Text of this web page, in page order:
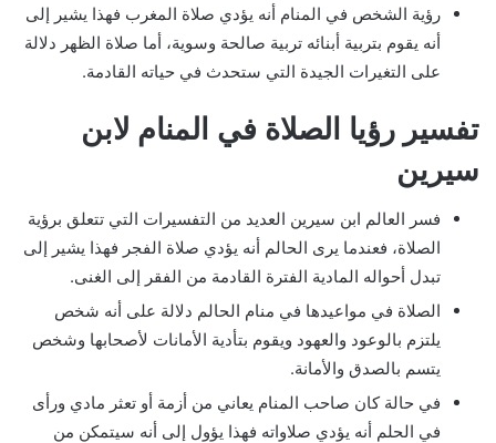
رؤية الشخص في المنام أنه يؤدي صلاة المغرب فهذا يشير إلى
أنه يقوم بتربية أبنائه تربية صالحة وسوية، أما صلاة الظهر دلالة
على التغيرات الجيدة التي ستحدث في حياته القادمة.
تفسير رؤيا الصلاة في المنام لابن
سيرين
فسر العالم ابن سيرين العديد من التفسيرات التي تتعلق برؤية
الصلاة، فعندما يرى الحالم أنه يؤدي صلاة الفجر فهذا يشير إلى
تبدل أحواله المادية الفترة القادمة من الفقر إلى الغنى.
الصلاة في مواعيدها في منام الحالم دلالة على أنه شخص
يلتزم بالوعود والعهود ويقوم بتأدية الأمانات لأصحابها وشخص
يتسم بالصدق والأمانة.
في حالة كان صاحب المنام يعاني من أزمة أو تعثر مادي ورأى
في الحلم أنه يؤدي صلاواته فهذا يؤول إلى أنه سيتمكن من